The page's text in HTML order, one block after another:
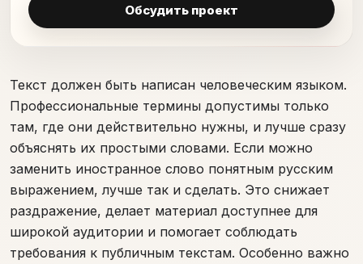
Обсудить проект
Текст должен быть написан человеческим языком.
Профессиональные термины допустимы только
там, где они действительно нужны, и лучше сразу
объяснять их простыми словами. Если можно
заменить иностранное слово понятным русским
выражением, лучше так и сделать. Это снижает
раздражение, делает материал доступнее для
широкой аудитории и помогает соблюдать
требования к публичным текстам. Особенно важно